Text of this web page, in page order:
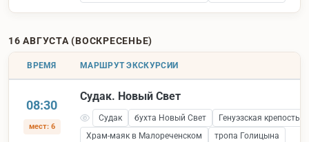
16 АВГУСТА (ВОСКРЕСЕНЬЕ)
ВРЕМЯ МАРШРУТ ЭКСКУРСИИ
08:30
мест: 6
Судак. Новый Свет
Судак бухта Новый Свет
Генуэзская крепость
Храм-маяк в Малореченском
тропа Голицына